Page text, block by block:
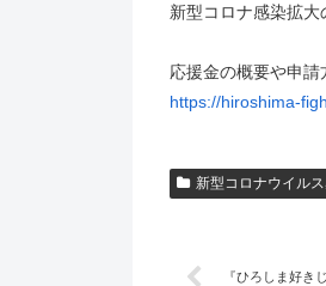
新型コロナ感染拡大
応援金の概要や申請
https://hiroshima-
新型コロナウイル
『ひろしま好き